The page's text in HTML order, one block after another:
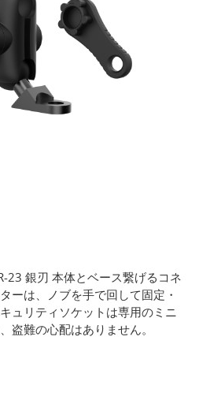
23 銀刃 本体とベース繋げるコネ
ーは、ノブを手で回して固定・
ュリティソケットは専用のミニ
盗難の心配はありません。